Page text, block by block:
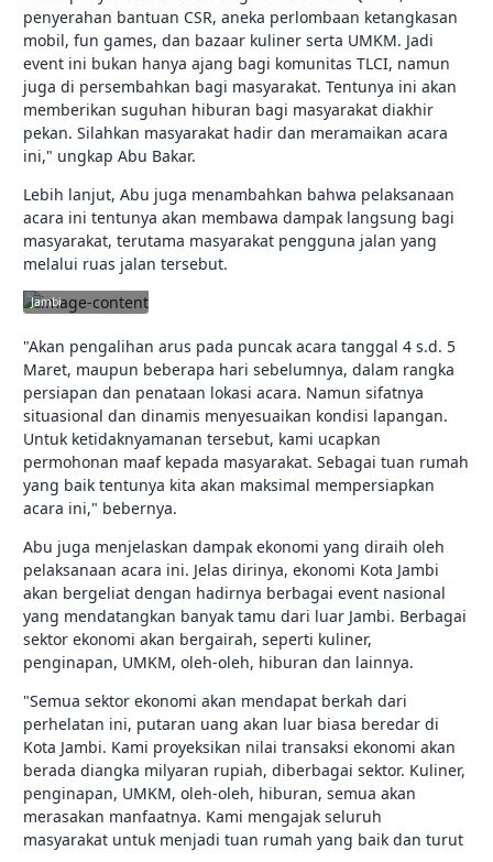
penyerahan bantuan CSR, aneka perlombaan ketangkasan
mobil, fun games, dan bazaar kuliner serta UMKM. Jadi
event ini bukan hanya ajang bagi komunitas TLCI, namun
juga di persembahkan bagi masyarakat. Tentunya ini akan
memberikan suguhan hiburan bagi masyarakat diakhir
pekan. Silahkan masyarakat hadir dan meramaikan acara
ini," ungkap Abu Bakar.
Lebih lanjut, Abu juga menambahkan bahwa pelaksanaan
acara ini tentunya akan membawa dampak langsung bagi
masyarakat, terutama masyarakat pengguna jalan yang
melalui ruas jalan tersebut.
jambikota.go.id |
Jambi
"Akan pengalihan arus pada puncak acara tanggal 4 s.d. 5
Maret, maupun beberapa hari sebelumnya, dalam rangka
persiapan dan penataan lokasi acara. Namun sifatnya
situasional dan dinamis menyesuaikan kondisi lapangan.
Untuk ketidaknyamanan tersebut, kami ucapkan
permohonan maaf kepada masyarakat. Sebagai tuan rumah
yang baik tentunya kita akan maksimal mempersiapkan
acara ini," bebernya.
Abu juga menjelaskan dampak ekonomi yang diraih oleh
pelaksanaan acara ini. Jelas dirinya, ekonomi Kota Jambi
akan bergeliat dengan hadirnya berbagai event nasional
yang mendatangkan banyak tamu dari luar Jambi. Berbagai
sektor ekonomi akan bergairah, seperti kuliner,
penginapan, UMKM, oleh-oleh, hiburan dan lainnya.
"Semua sektor ekonomi akan mendapat berkah dari
perhelatan ini, putaran uang akan luar biasa beredar di
Kota Jambi. Kami proyeksikan nilai transaksi ekonomi akan
berada diangka milyaran rupiah, diberbagai sektor. Kuliner,
penginapan, UMKM, oleh-oleh, hiburan, semua akan
merasakan manfaatnya. Kami mengajak seluruh
masyarakat untuk menjadi tuan rumah yang baik dan turut